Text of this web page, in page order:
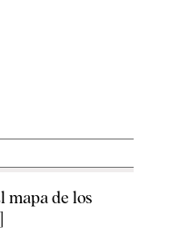
mapa de los